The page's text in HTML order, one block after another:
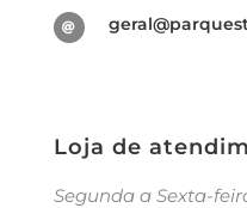
Loja de
Segunda a Sexta-